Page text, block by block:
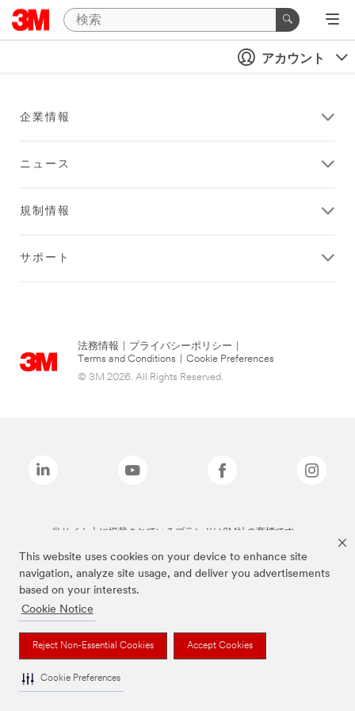
This website uses cookies on your device to enhance site
navigation, analyze site usage, and deliver you advertisements
based on your interests.
Cookie Notice
Reject Non-Essential Cookies Accept Cookies
Cookie Preferences
アカウント
企業情報
ニュース
規制情報
サポート
法務情報 プライバシーポリシー
Terms and Conditions
Cookie Preferences
© 3M 2026. All Rights Reserved.
当サイト上に掲載されているブランドは3M社の商標です。